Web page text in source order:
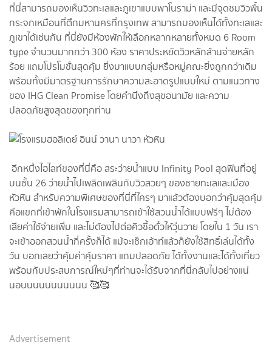
ที่นี่สามารถมองเห็นวิวทะเลและภูเขาแบบพาโนราม่า และมีจุดชมวิวพื้น
กระจกเหมือนที่ตึกมหานครที่กรุงเทพ สามารถมองเห็นได้ทั้งทะเลและ
ภูเขาได้เช่นกัน ที่นี่ยังมีห้องพักให้เลือกหลากหลายทั้งหมด 6 Room
type จำนวนมากกว่า 300 ห้อง ราคาประหยัดวิวหลักล้านจ่ายหลัก
ร้อย แถมโปรโมชั่นสุดคุ้ม ยิ่งมาแบบกลุ่มหรือหมู่คณะยิ่งถูกกว่าเดิม
พร้อมทั้งมีมาตรฐานการรักษาความสะอาดรูปแบบใหม่ ตามแนวทาง
ของ IHG Clean Promise โดยคำนึงถึงสุขอนามัย และความ
ปลอดภัยสูงสุดของทุกท่าน
อีกหนึ่งไฮไลท์ของที่นี่คือ สระว่ายน้ำแบบ Infinity Pool สุดฟินที่อยู่
บนชั้น 26 ว่ายน้ำไปเพลิดเพลินกับวิวสวยๆ ของชายทะเลและเมือง
หัวหิน สำหรับความพิเศษของที่นี่ที่ใครๆ มาแล้วต้องบอกว่าคุ้มสุดคุ้ม
คือแขกที่เข้าพักในโรงแรมสามารถเข้าใช้สวนน้ำได้แบบฟรีๆ ไม่ต้อง
เสียค่าใช้จ่ายเพิ่ม และไม่ต้องไปต่อคิวซื้อตั๋วให้วุ่นวาย โดยใน 1 วัน เรา
จะเข้าออกสวนน้ำกี่ครั้งก็ได้ แม้จะเช็กเอ้าท์แล้วก็ยังใช้สิทธิ์เล่นได้ทั้ง
วัน บอกเลยว่าคุ้มค่าคุ้มราคา แถมปลอดภัย ได้ทั้งงานและได้ทั้งเที่ยว
พร้อมกับประสบการณ์ใหม่ๆที่ท่านจะได้รับจากที่นี่กลับไปอย่างแน่
นอนนนนนนนนนนน 🥰🥰
Advertisement